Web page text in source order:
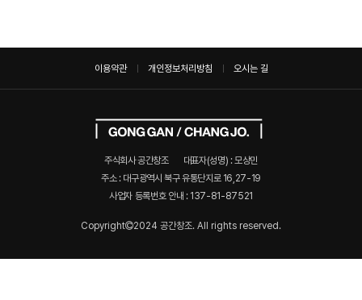
이용약관 개인정보처리방침 오시는 길
주식회사 공간창조
대표자(성명) : 모상민
주소 : 대구광역시 북구 유통단지로 16,27-19
사업자 등록번호 안내 : 137-81-87521
Copyright 2024 공간창조. All rights reserved.